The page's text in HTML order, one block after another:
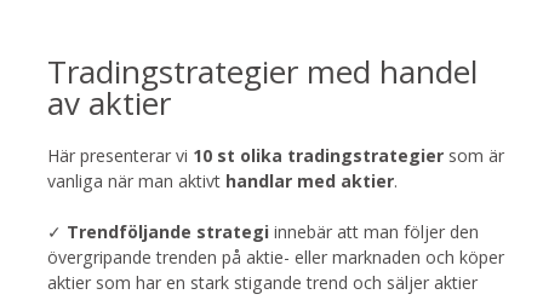
Tradingstrategier med handel
av aktier
Här presenterar vi 10 st olika tradingstrategier som är
vanliga när man aktivt handlar med aktier.
✓ Trendföljande strategi innebär att man följer den
övergripande trenden på aktie- eller marknaden och köper
aktier som har en stark stigande trend och säljer aktier